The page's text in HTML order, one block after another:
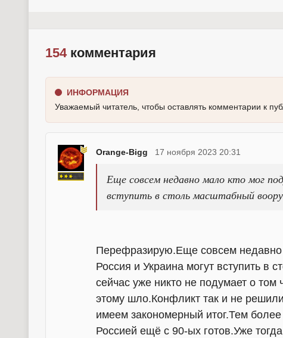
154комментария
ИНФОРМАЦИЯ
Уважаемый читатель, чтобы оставлять комментарии к
Orange-Bigg 17 ноября 2023 20:31
Еще совсем недавно мало кто мог
вступить в столь масштабный
Перефразирую.Еще совсем недавно
Россия и Украина могут вступить в
сейчас уже никто не подумает о
этому шло.Конфликт так и не
имеем закономерный итог.Тем
Россией ещё с 90-ых готов.Уже